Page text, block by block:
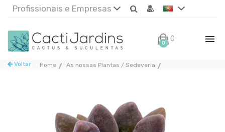
Profissionais e Empresas
0 0€
Home As nossas Plantas / Sedeveria
Voltar